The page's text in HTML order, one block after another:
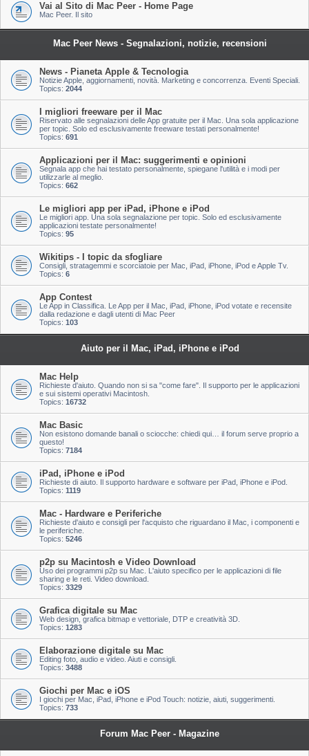
Vai al Sito di Mac Peer - Home Page
Mac Peer. Il sito
Mac Peer News - Segnalazioni, notizie, recensioni
News - Pianeta Apple & Tecnologia
Notizie Apple, aggiornamenti, novità. Marketing e concorrenza. Eventi Speciali.
Topics: 2044
I migliori freeware per il Mac
Riservato alle segnalazioni delle App gratuite per il Mac. Una sola applicazione
per topic. Solo ed esclusivamente freeware testati personalmente!
Topics: 691
Applicazioni per il Mac: suggerimenti e opinioni
Segnala app che hai testato personalmente, spiegane l'utilità e i modi per
utilizzarle al meglio.
Topics: 662
Le migliori app per iPad, iPhone e iPod
Le migliori app. Una sola segnalazione per topic. Solo ed esclusivamente
applicazioni testate personalmente!
Topics: 95
Wikitips - I topic da sfogliare
Consigli, stratagemmi e scorciatoie per Mac, iPad, iPhone, iPod e Apple Tv.
Topics: 6
App Contest
Le App in Classifica. Le App per il Mac, iPad, iPhone, iPod votate e recensite
dalla redazione e dagli utenti di Mac Peer
Topics: 103
Aiuto per il Mac, iPad, iPhone e iPod
Mac Help
Richieste d'aiuto. Quando non si sa "come fare". Il supporto per le applicazioni
e sui sistemi operativi Macintosh.
Topics: 16732
Mac Basic
Non esistono domande banali o sciocche: chiedi qui… il forum serve proprio a
questo!
Topics: 7184
iPad, iPhone e iPod
Richieste di aiuto. Il supporto hardware e software per iPad, iPhone e iPod.
Topics: 1119
Mac - Hardware e Periferiche
Richieste d'aiuto e consigli per l'acquisto che riguardano il Mac, i componenti e
le periferiche.
Topics: 5246
p2p su Macintosh e Video Download
Uso dei programmi p2p su Mac. L'aiuto specifico per le applicazioni di file
sharing e le reti. Video download.
Topics: 3329
Grafica digitale su Mac
Web design, grafica bitmap e vettoriale, DTP e creatività 3D.
Topics: 1283
Elaborazione digitale su Mac
Editing foto, audio e video. Aiuti e consigli.
Topics: 3488
Giochi per Mac e iOS
I giochi per Mac, iPad, iPhone e iPod Touch: notizie, aiuti, suggerimenti.
Topics: 733
Forum Mac Peer - Magazine